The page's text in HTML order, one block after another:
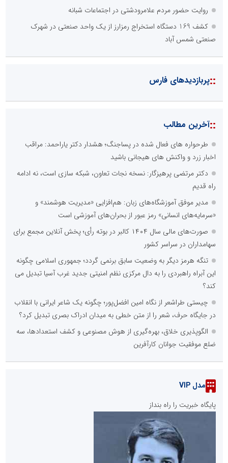
روایت حضور مردم علامرودشتی در اجتماعات شبانه
کشف 169 دستگاه استخراج رمزارز از یک واحد صنعتی در شهرک
صنعتی شمس آباد
::پربازدیدهای فارس
::آخرین مطالب
طرحواره های فعال شده در پساجنگ؛ هشدار دکتر یاراحمد: مراقب
اخبار زرد و واکنش های هیجانی باشید
دکتر مرتضی پرهیزگار: نسخه نجات تعاون، شبکه سازی است، نه ادامه
راه قدیم
مدیر موفق آموزشگاه‌های زبان: هم‌افزایی «مدیریت هوشمند» و
«سرمایه‌های انسانی» رمز عبور از بحران‌های آموزشی است
صورت‌های مالی سال ۱۴۰۴ کالبر در بوته رأی؛ پخش آنلاین مجمع برای
سهامداران در سراسر کشور
تنگه هرمز دیگر به وضعیت سابق برنمی گردد؛ جمهوری اسلامی چگونه
این آبراه راهبردی را به دال مرکزی نظم امنیتی جدید غرب آسیا تبدیل می
کند؟
چیستی طراشعر از نگاه امین افضل‌پور؛ چگونه یک شاعر ایرانی با انقلاب
در جایگاه حرف، شعر را از متن خطی به میدان ادراک بصری تبدیل کرد؟
الگوپذیری خلاق، بهره‌گیری از هوش مصنوعی و کشف استعدادها، سه
ضلع موفقیت جوانان کارآفرین
مدل VIP
پایگاه خبریت را راه بنداز